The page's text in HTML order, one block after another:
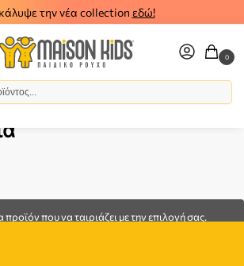
την νέα collection εδώ!
0
που να ταιριάζει με την επιλογή σας.